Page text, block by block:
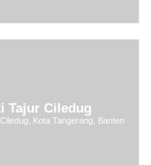
Tajur Ciledug
Kota Tangerang, Banten